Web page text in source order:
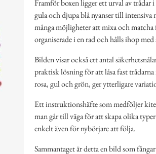
Framför boxen ligger ett urval av trådar
gula och djupa blå nyanser till intensiva
många möjligheter att mixa och
organiserade i en rad och hålls ihop med
Bilden visar också ett antal
praktisk lösning för att låsa fast
rosa, gul och grön, ger ytterligare
Ett instruktionshäfte som medföljer
man går till väga för att skapa olika
enkelt även för nybörjare att följa.
Sammantaget är detta en bild som